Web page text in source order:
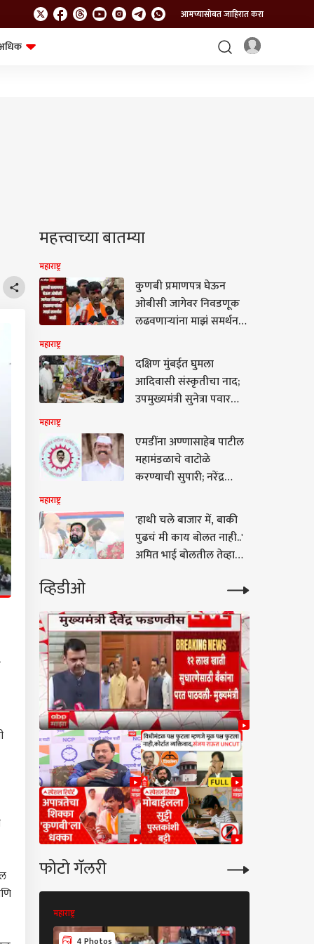
आमच्यासोबत जाहिरात करा
महत्त्वाच्या बातम्या
महाराष्ट्र
कुणबी प्रमाणपत्र घेऊन
ओबीसी जागेवर निवडणूक
लढवणाऱ्यांना माझं समर्थन
मोठं वक्तव्य
महाराष्ट्र
दक्षिण मुंबईत घुमला
आदिवासी संस्कृतीचा नाद;
उपमुख्यमंत्री सुनेत्रा पवार
उद्घाटन
महाराष्ट्र
एमडींना अण्णासाहेब पाटील
महामंडळाचे वाटोळे
करण्याची सुपारी; नरेंद्र
अध्यक्षपद सोडण्याचे संकेत
महाराष्ट्र
'हाथी चले बाजार में, बाकी
पुढचं मी काय बोलत नाही..'
अमित भाई बोलतील तेव्हा
त्यांना देशभक्ती दुसऱ्यांनी
शिकवायची गरज नाही,
मोदीजींच्या निवासाबाहेर
आंदोलन षड्यंत्र : एकनाथ
शिंदे
व्हिडीओ
फोटो गॅलरी
महाराष्ट्र